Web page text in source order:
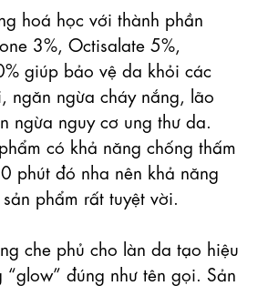
hoá học với thành phần
3%, Octisalate 5%,
giúp bảo vệ da khỏi các
ngăn ngừa cháy nắng, lão
ngừa nguy cơ ung thư da.
có khả năng chống thấm
phút đó nha nên khả năng
phẩm rất tuyệt vời.
che phủ cho làn da tạo hiệu
“glow” đúng như tên gọi. Sản